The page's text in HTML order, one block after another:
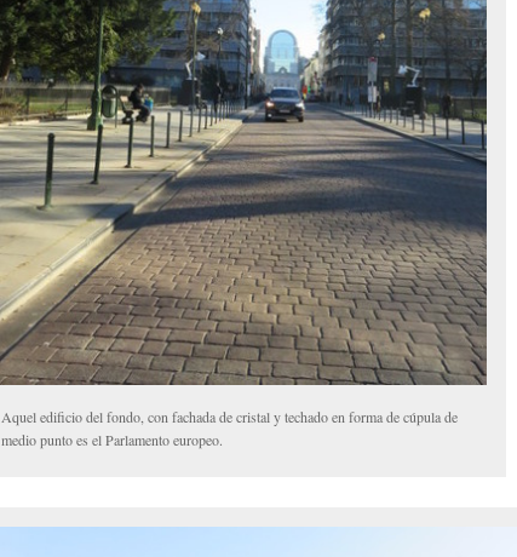
Aquel edificio del fondo, con fachada de cristal y techado en forma de cúpula de
medio punto es el Parlamento europeo.